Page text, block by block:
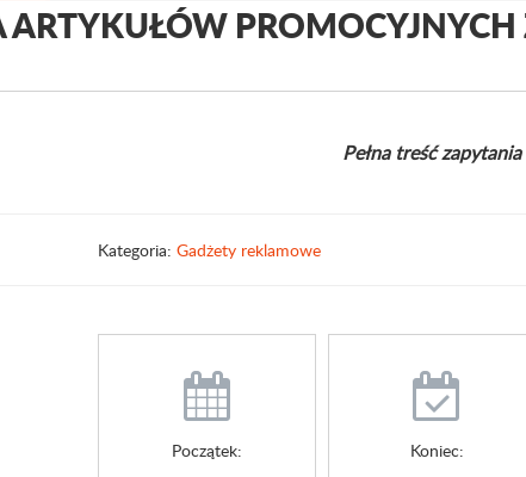
ARTYKUŁÓW
Pełna treść
Kategoria: Gadżety reklamowe
Początek: Koniec: